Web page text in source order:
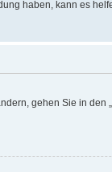
haben, kann es
gehen Sie in den